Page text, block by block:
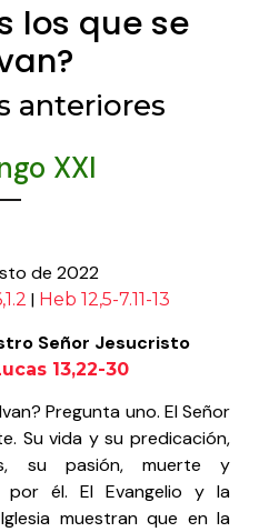
los que se
anteriores
XXI
de 2022
| Heb 12,5-7.11-13
Señor Jesucristo
13,22-30
Pregunta uno. El Señor
Su vida y su predicación,
su pasión, muerte y
por él. El Evangelio y la
muestran que en la